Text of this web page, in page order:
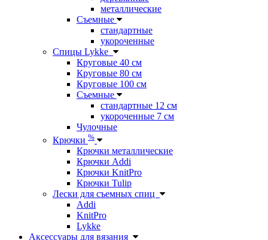
металлические
Съемные
стандартные
укороченные
Спицы Lykke
Круговые 40 см
Круговые 80 см
Круговые 100 см
Съемные
стандартные 12 см
укороченные 7 см
Чулочные
Крючки %
Крючки металлические
Крючки Addi
Крючки KnitPro
Крючки Tulip
Лески для съемных спиц
Addi
KnitPro
Lykke
Аксессуары для вязания